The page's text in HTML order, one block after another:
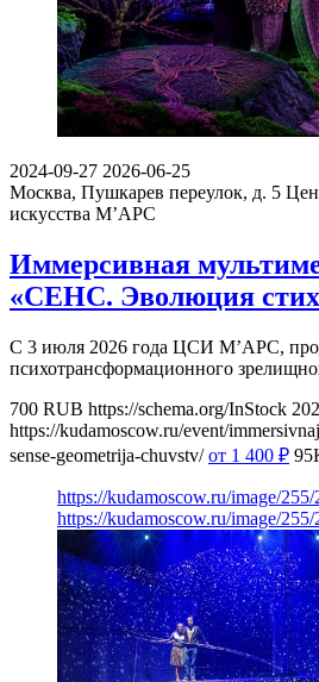
2024-09-27 2026-06-25
Москва, Пушкарев переулок, д. 5
искусства М’АРС
Иммерсивная
«СЕНС. Эволюция
С 3 июля 2026 года ЦСИ М’АРС,
психотрансформационного
700 RUB https://schema.org/InStock
https://kudamoscow.ru/event/
sense-geometrija-chuvstv/ от 1 400 ₽
https://kudamoscow.ru/image/
https://kudamoscow.ru/image/